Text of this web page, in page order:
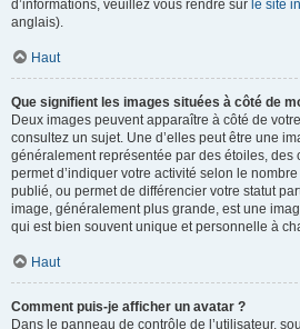
d’informations, veuillez vous rendre sur le site
anglais).
Haut
Que signifient les images situées à côté de
Deux images peuvent apparaître à côté de
consultez un sujet. Une d’elles peut être une
généralement représentée par des étoiles, des
permet d’indiquer votre activité selon le
publié, ou permet de différencier votre statut
image, généralement plus grande, est une
qui est bien souvent unique et personnelle à
Haut
Comment puis-je afficher un avatar ?
Dans le panneau de contrôle de l’utilisateur,